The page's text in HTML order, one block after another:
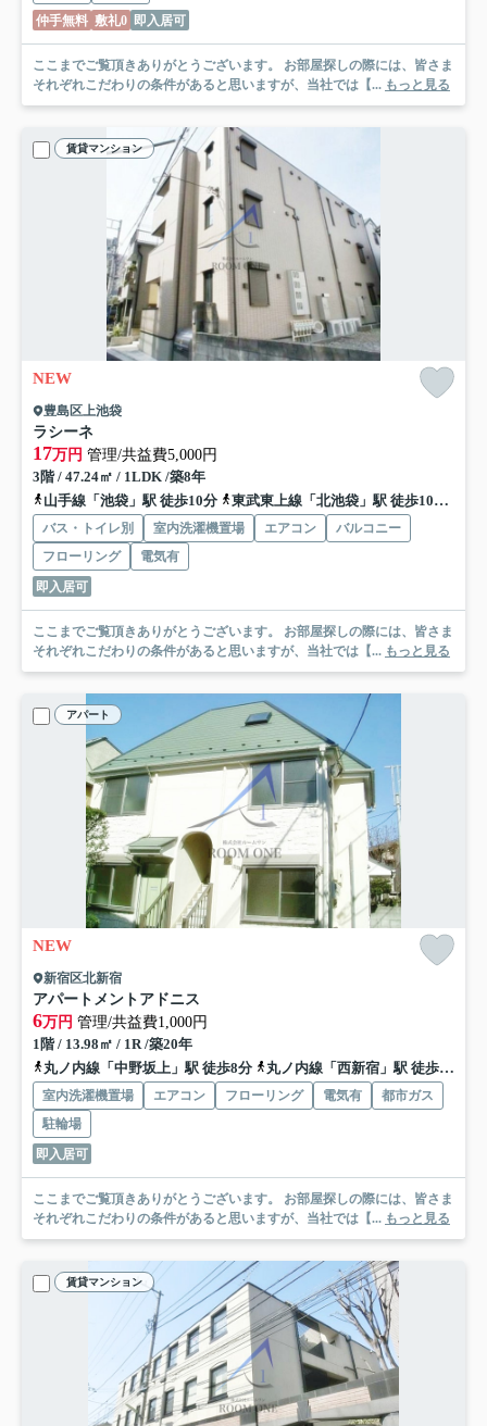
仲手無料 敷礼0 即入居可
ここまでご覧頂きありがとうございます。 お部屋探しの際には、皆さま
それぞれこだわりの条件があると思いますが、当社では【... もっと見る
賃貸マンション
NEW
豊島区上池袋
ラシーネ
17万円 管理/共益費5,000円
3階 / 47.24㎡ / 1LDK /築8年
山手線「池袋」駅 徒歩10分
東武東上線「北池袋」駅 徒歩10分
バス・トイレ別 室内洗濯機置場 エアコン
バルコニー
フローリング
電気有
即入居可
ここまでご覧頂きありがとうございます。 お部屋探しの際には、皆さま
それぞれこだわりの条件があると思いますが、当社では【... もっと見る
アパート
NEW
新宿区北新宿
アパートメントアドニス
6万円 管理/共益費1,000円
1階 / 13.98㎡ / 1R /築20年
丸ノ内線「中野坂上」駅 徒歩8分
丸ノ内線「西新宿」駅 徒歩7分
室内洗濯機置場 エアコン フローリング 電気有
都市ガス
駐輪場
即入居可
ここまでご覧頂きありがとうございます。 お部屋探しの際には、皆さま
それぞれこだわりの条件があると思いますが、当社では【... もっと見る
賃貸マンション